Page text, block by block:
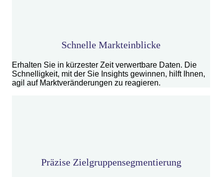
Schnelle Markteinblicke
Erhalten Sie in kürzester Zeit verwertbare Daten. Die
Schnelligkeit, mit der Sie Insights gewinnen, hilft Ihnen,
agil auf Marktveränderungen zu reagieren.
Präzise Zielgruppensegmentierung